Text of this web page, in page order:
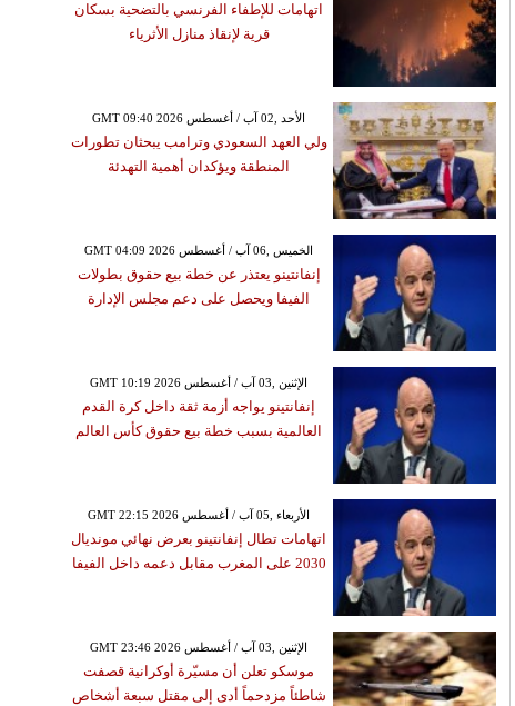
اتهامات للإطفاء الفرنسي بالتضحية بسكان
قرية لإنقاذ منازل الأثرياء
GMT 09:40 2026 الأحد ,02 آب / أغسطس
ولي العهد السعودي وترامب يبحثان تطورات
المنطقة ويؤكدان أهمية التهدئة
GMT 04:09 2026 الخميس ,06 آب / أغسطس
إنفانتينو يعتذر عن خطة بيع حقوق بطولات
الفيفا ويحصل على دعم مجلس الإدارة
GMT 10:19 2026 الإثنين ,03 آب / أغسطس
إنفانتينو يواجه أزمة ثقة داخل كرة القدم
العالمية بسبب خطة بيع حقوق كأس العالم
GMT 22:15 2026 الأربعاء ,05 آب / أغسطس
اتهامات تطال إنفانتينو بعرض نهائي مونديال
2030 على المغرب مقابل دعمه داخل الفيفا
GMT 23:46 2026 الإثنين ,03 آب / أغسطس
موسكو تعلن أن مسيّرة أوكرانية قصفت
شاطئاً مزدحماً أدى إلى مقتل سبعة أشخاص